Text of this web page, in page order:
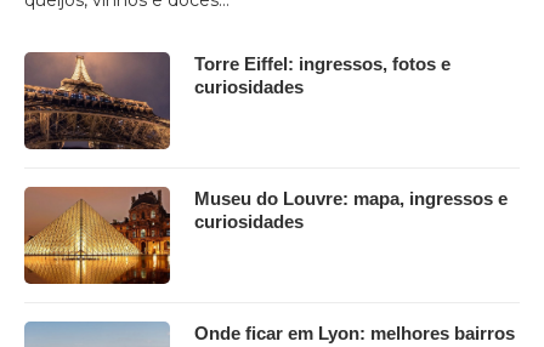
Torre Eiffel: ingressos, fotos e
curiosidades
Museu do Louvre: mapa, ingressos e
curiosidades
Onde ficar em Lyon: melhores bairros